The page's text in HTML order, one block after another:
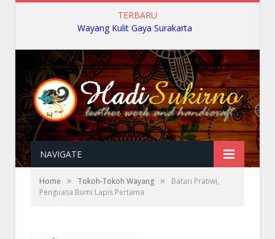
TERBARU
Wayang Kulit Gaya Surakarta
NAVIGATE
Home » Tokoh-Tokoh Wayang »
Batari Pratiwi,
Penguasa Bumi Lapis Pertama